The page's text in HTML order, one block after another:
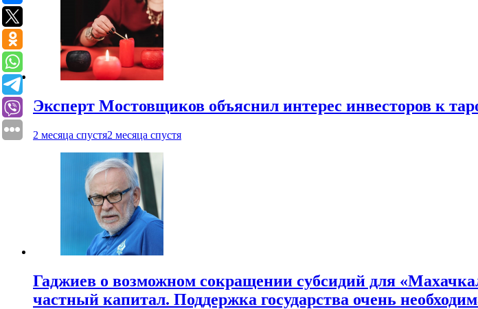
Эксперт Мостовщиков объяснил интерес инвесторов к
2 месяца спустя2 месяца спустя
Гаджиев о возможном сокращении субсидий для
частный капитал. Поддержка государства очень